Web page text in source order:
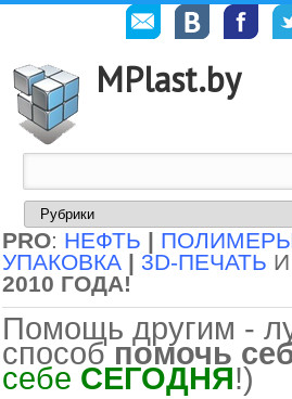
MPlast.by
PRO: НЕФТЬ |
УПАКОВКА | 3D-ПЕЧАТЬ
2010 ГОДА!
Помощь другим -
способ помочь
себе СЕГОДНЯ!)